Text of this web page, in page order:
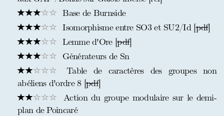
Base de Burnside
Isomorphisme entre SO3 et SU2/Id [pdf]
Lemme d'Ore [pdf]
Générateurs de Sn
Table de caractères des groupes non
abéliens d'ordre 8 [pdf]
Action du groupe modulaire sur le demi-
plan de Poincaré